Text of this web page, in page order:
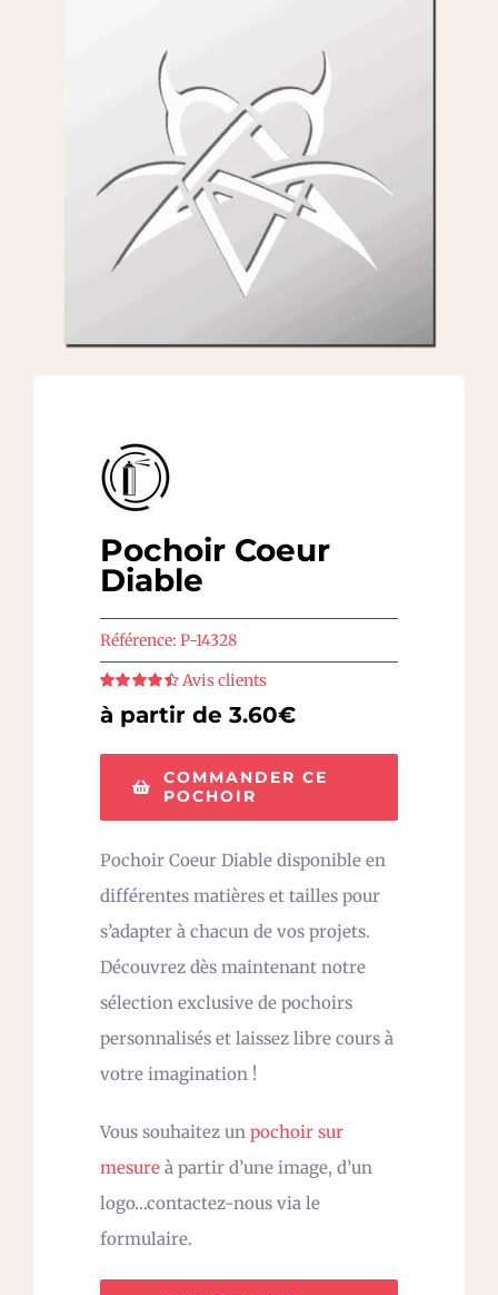
Pochoir Coeur
Diable
Référence: P-14328
Note
sur
5
Avis clients
à partir de 3.60€
COMMANDER CE
POCHOIR
Pochoir Coeur Diable disponible en
différentes matières et tailles pour
s’adapter à chacun de vos projets.
Découvrez dès maintenant notre
sélection exclusive de pochoirs
personnalisés et laissez libre cours à
votre imagination !
Vous souhaitez un pochoir sur
mesure à partir d’une image, d’un
logo…contactez-nous via le
formulaire.